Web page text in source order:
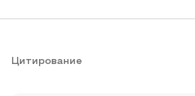
Цитирование